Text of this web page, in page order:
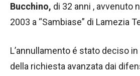
Bucchino, di 32 anni , avvenuto
2003 a “Sambiase” di Lamezia
L’annullamento é stato deciso
della richiesta avanzata dai